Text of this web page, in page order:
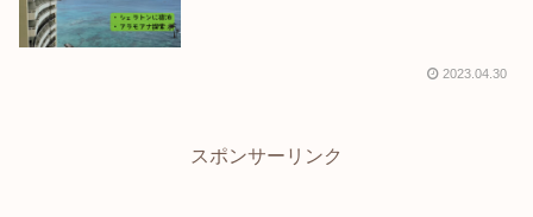
2023.04.30
スポンサーリンク